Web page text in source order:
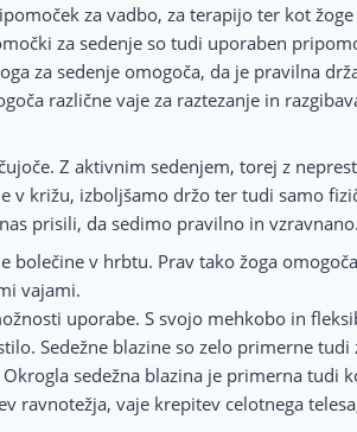
za vadbo, za terapijo ter kot
za sedenje so tudi uporaben
za sedenje omogoča, da je pravilna
različne vaje za raztezanje in
Z aktivnim sedenjem, torej z
v križu, izboljšamo držo ter tudi samo
prisili, da sedimo pravilno in vzravnano.
v hrbtu. Prav tako žoga
vajami.
uporabe. S svojo mehkobo in
Sedežne blazine so zelo primerne
sedežna blazina je primerna tudi
ravnotežja, vaje krepitev celotnega